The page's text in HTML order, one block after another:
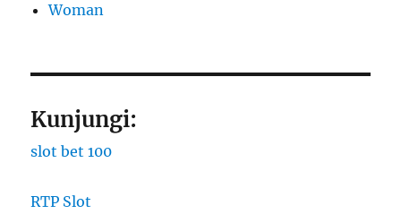
Woman
Kunjungi:
slot bet 100
RTP Slot